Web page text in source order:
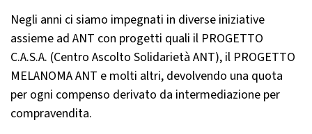
Negli anni ci siamo impegnati in diverse iniziative
assieme ad ANT con progetti quali il PROGETTO
C.A.S.A. (Centro Ascolto Solidarietà ANT), il PROGETTO
MELANOMA ANT e molti altri, devolvendo una quota
per ogni compenso derivato da intermediazione per
compravendita.